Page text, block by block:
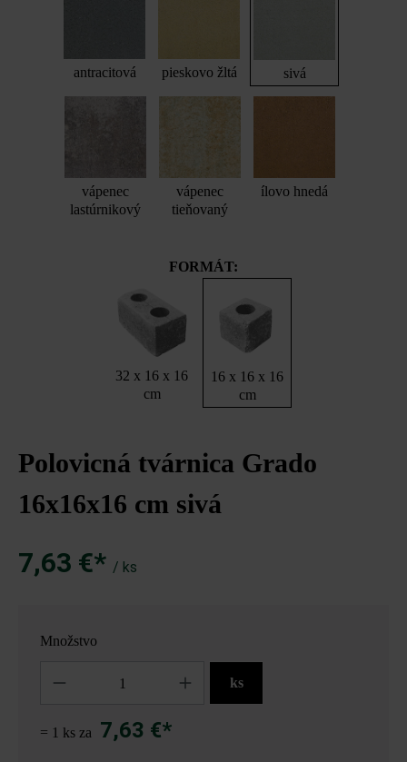
antracitová pieskovo žltá sivá
vápenec
lastúrnikový
vápenec
tieňovaný
ílovo hnedá
FORMÁT:
32 x 16 x 16
cm
16 x 16 x 16
cm
Polovicná tvárnica Grado
16x16x16 cm sivá
7,63 €* / ks
Množstvo
ks
= 1 ks za 7,63 €*